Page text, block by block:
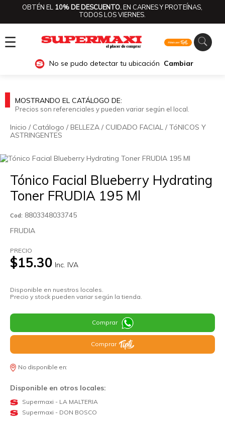
OBTÉN EL 10% DE DESCUENTO.EN CARNES Y PROTEÍNAS,
TODOS LOS VIERNES.
☰
No se pudo detectar tu ubicación Cambiar
MOSTRANDO EL CATÁLOGO DE:
Precios son referenciales y pueden variar según el local.
Inicio / Catálogo / BELLEZA / CUIDADO FACIAL /TóNICOS Y
ASTRINGENTES
Tónico Facial Blueberry Hydrating
Toner FRUDIA 195 Ml
Cod: 8803348033745
FRUDIA
PRECIO
$15.30 Inc. IVA
Disponible en nuestros locales.
Precio y stock pueden variar según la tienda.
Comprar
Comprar
No disponible en:
Disponible en otros locales:
Supermaxi - LA MALTERIA
Supermaxi - DON BOSCO